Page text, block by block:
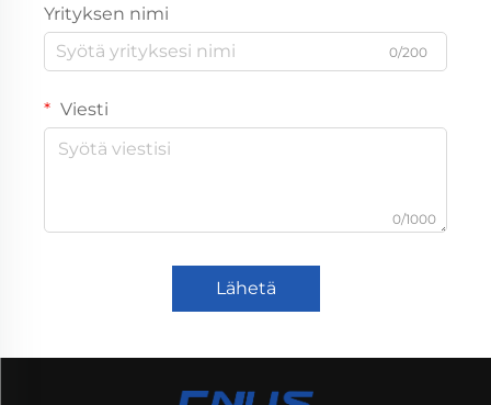
Yrityksen nimi
0/200
Viesti
0/1000
Lähetä